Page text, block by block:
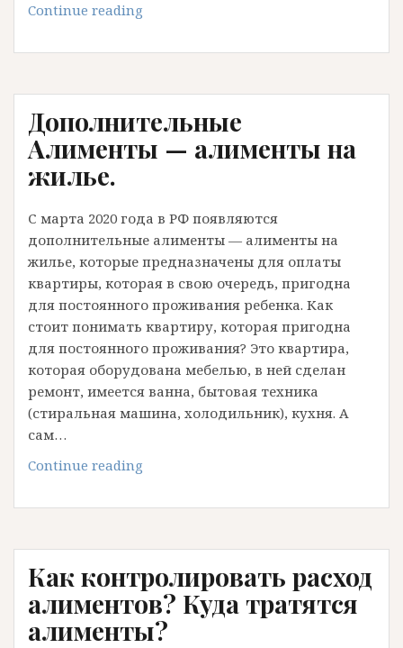
Continue reading
алиментов
ребенка,
если
отца
более
100
тысяч
рублей
Дополнительные
Алименты — алименты на
жилье.
С марта 2020 года в РФ появляются
дополнительные алименты — алименты на
жилье, которые предназначены для оплаты
квартиры, которая в свою очередь, пригодна
для постоянного проживания ребенка. Как
стоит понимать квартиру, которая пригодна
для постоянного проживания? Это квартира,
которая оборудована мебелью, в ней сделан
ремонт, имеется ванна, бытовая техника
(стиральная машина, холодильник), кухня. А
сам…
Continue reading
—
на
жилье.
Как контролировать расход
алиментов? Куда тратятся
алименты?